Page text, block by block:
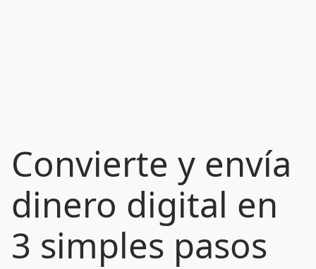
Convierte y envía
dinero digital en
3 simples pasos